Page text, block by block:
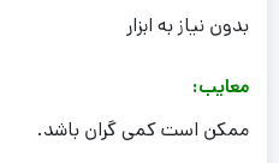
بدون نیاز به ابزار
معایب:
ممکن است کمی گران باشد.